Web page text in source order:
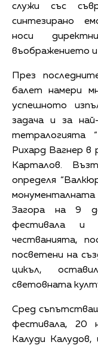
служи със
синтезирано
носи
въображението
През
балет намери
успешното
задача и за
тетралогията
Рихард Вагнер в
Карталов.
определя
Загора на 9
фестивала и
честванията,
посветени на
цикъл,
световната
Сред
фестивала, 20
Калуди